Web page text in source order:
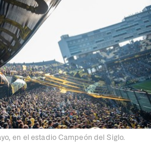
en el estadio Campeón del Siglo.